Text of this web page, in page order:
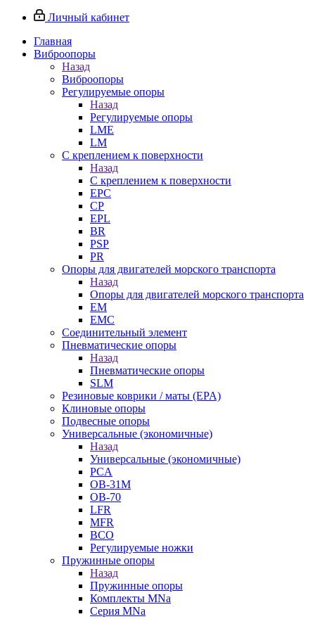
Личный кабинет
Главная
Виброопоры
Назад
Виброопоры
Регулируемые опоры
Назад
Регулируемые опоры
LME
LM
С креплением к поверхности
Назад
С креплением к поверхности
EPC
CP
EPL
BR
PSP
PR
Опоры для двигателей морского транспорта
Назад
Опоры для двигателей морского транспорта
EM
EMC
Cоединительный элемент
Пневматические опоры
Назад
Пневматические опоры
SLM
Резиновые коврики / маты (EPA)
Клиновые опоры
Подвесные опоры
Универсальные (экономичные)
Назад
Универсальные (экономичные)
PCA
ОВ-31М
OB-70
LFR
MFR
ВСО
Регулируемые ножки
Пружинные опоры
Назад
Пружинные опоры
Комплекты MNa
Серия MNa